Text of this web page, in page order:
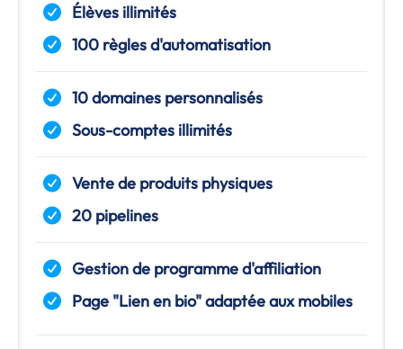
Élèves illimités
100 règles d'automatisation
10 domaines personnalisés
Sous-comptes illimités
Vente de produits physiques
20 pipelines
Gestion de programme d'affiliation
Page "Lien en bio" adaptée aux mobiles